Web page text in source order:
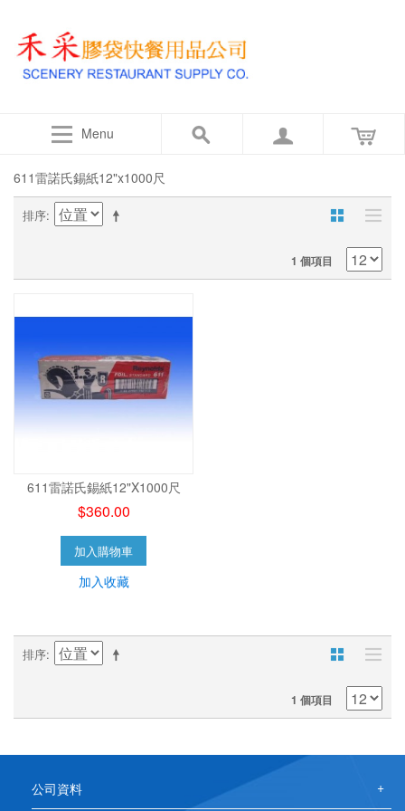
Menu
611雷諾氏錫紙12"x1000尺
排序
1 個項目
611雷諾氏錫紙12"X1000尺
$360.00
加入購物車
加入收藏
排序
1 個項目
公司資料